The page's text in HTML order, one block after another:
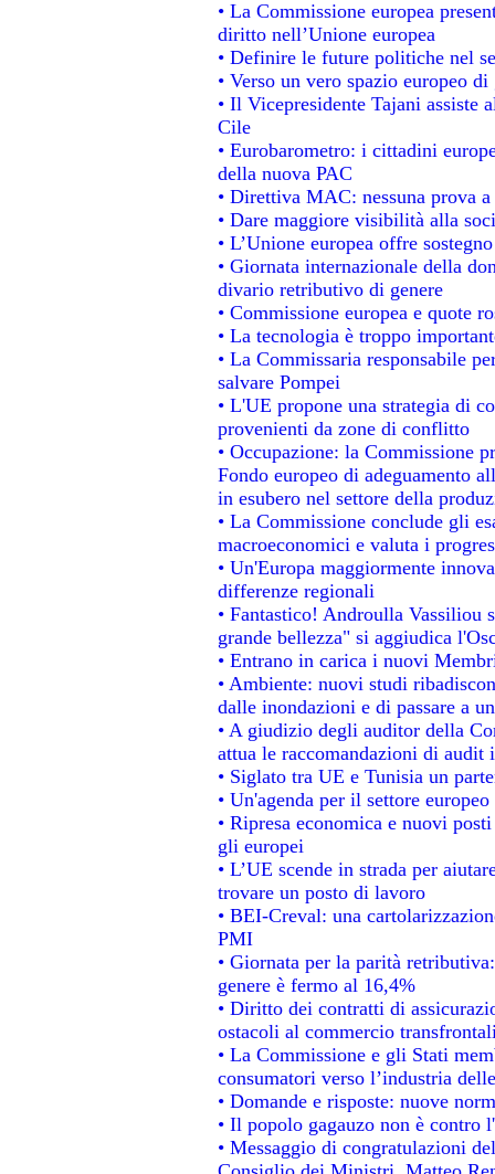
• La Commissione europea
diritto nell’Unione europea
• Definire le future politiche nel
• Verso un vero spazio europeo
• Il Vicepresidente Tajani assiste
Cile
• Eurobarometro: i cittadini
della nuova PAC
• Direttiva MAC: nessuna prova
• Dare maggiore visibilità alla
• L’Unione europea offre
• Giornata internazionale della
divario retributivo di genere
• Commissione europea e quote
• La tecnologia è troppo
• La Commissaria responsabile
salvare Pompei
• L'UE propone una strategia di
provenienti da zone di conflitto
• Occupazione: la Commissione
Fondo europeo di adeguamento
in esubero nel settore della
• La Commissione conclude gli
macroeconomici e valuta i
• Un'Europa maggiormente
differenze regionali
• Fantastico! Androulla Vassiliou
grande bellezza" si aggiudica
• Entrano in carica i nuovi
• Ambiente: nuovi studi
dalle inondazioni e di passare a
• A giudizio degli auditor della
attua le raccomandazioni di audit
• Siglato tra UE e Tunisia un
• Un'agenda per il settore
• Ripresa economica e nuovi
gli europei
• L’UE scende in strada per
trovare un posto di lavoro
• BEI-Creval: una
PMI
• Giornata per la parità
genere è fermo al 16,4%
• Diritto dei contratti di
ostacoli al commercio
• La Commissione e gli Stati
consumatori verso l’industria
• Domande e risposte: nuove
• Il popolo gagauzo non è contro
• Messaggio di congratulazioni